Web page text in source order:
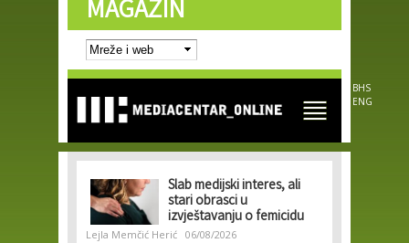
Skip to
main
content
MAGAZIN
BHS
ENG
Slab medijski interes, ali
stari obrasci u
izvještavanju o femicidu
Lejla Memčić Herić 06/08/2026